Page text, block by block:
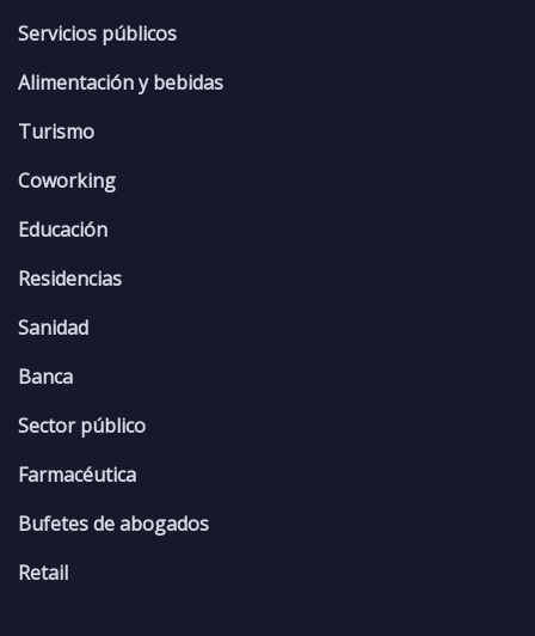
Servicios públicos
Alimentación y bebidas
Turismo
Coworking
Educación
Residencias
Sanidad
Banca
Sector público
Farmacéutica
Bufetes de abogados
Retail